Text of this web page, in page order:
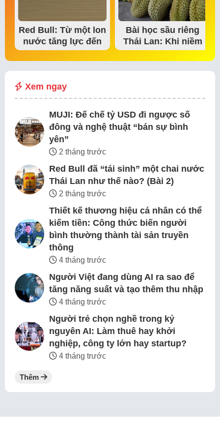
Red Bull: Từ một lon
nước tăng lực đến
đế chế thể…
Bài học sầu riêng
Thái Lan: Khi niềm
tin thị trường bắt…
Xem ngay
MUJI: Đế chế tỷ USD đi ngược số
đông và nghệ thuật “bán sự bình
yên”
2 tháng trước
Red Bull đã “tái sinh” một chai nước
Thái Lan như thế nào? (Bài 2)
2 tháng trước
Thiết kế thương hiệu cá nhân có thể
kiếm tiền: Công thức biến người
bình thường thành tài sản truyền
thông
4 tháng trước
Người Việt đang dùng AI ra sao để
tăng năng suất và tạo thêm thu nhập
4 tháng trước
Người trẻ chọn nghề trong kỷ
nguyên AI: Làm thuê hay khởi
nghiệp, công ty lớn hay startup?
4 tháng trước
Thêm